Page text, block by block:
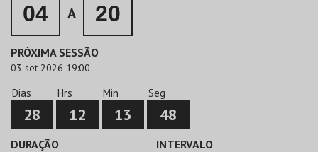
04 A 20
PRÓXIMA SESSÃO
03 set 2026 19:00
Dias
28
Hrs
12
Min
13
Seg
48
DURAÇÃO INTERVALO